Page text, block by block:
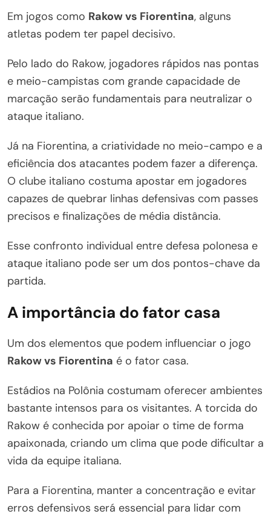
Em jogos como Rakow vs Fiorentina, alguns
atletas podem ter papel decisivo.
Pelo lado do Rakow, jogadores rápidos nas pontas
e meio-campistas com grande capacidade de
marcação serão fundamentais para neutralizar o
ataque italiano.
Já na Fiorentina, a criatividade no meio-campo e a
eficiência dos atacantes podem fazer a diferença.
O clube italiano costuma apostar em jogadores
capazes de quebrar linhas defensivas com passes
precisos e finalizações de média distância.
Esse confronto individual entre defesa polonesa e
ataque italiano pode ser um dos pontos-chave da
partida.
A importância do fator casa
Um dos elementos que podem influenciar o jogo
Rakow vs Fiorentina é o fator casa.
Estádios na Polônia costumam oferecer ambientes
bastante intensos para os visitantes. A torcida do
Rakow é conhecida por apoiar o time de forma
apaixonada, criando um clima que pode dificultar a
vida da equipe italiana.
Para a Fiorentina, manter a concentração e evitar
erros defensivos será essencial para lidar com